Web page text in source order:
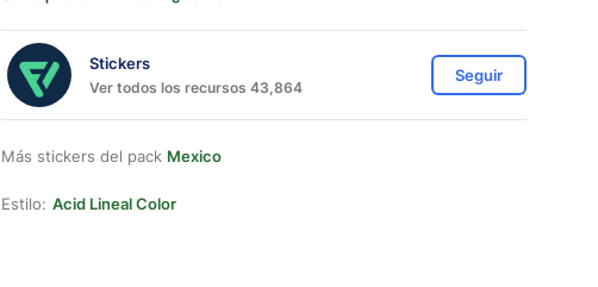
Stickers
Ver todos los recursos 43,864
Seguir
Más stickers del pack Mexico
Estilo: Acid Lineal Color